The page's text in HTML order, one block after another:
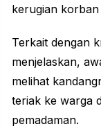
kerugian
Terkait dengan
menjelaskan,
melihat
teriak ke warga
pemadaman.